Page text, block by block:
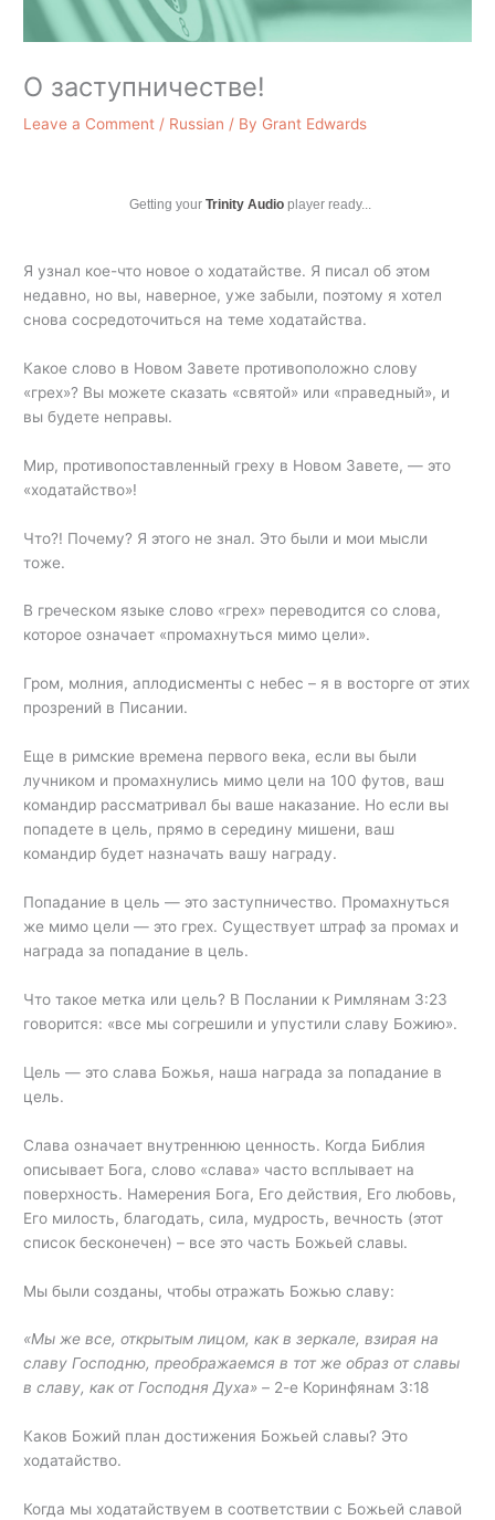
О заступничестве!
Leave a Comment / Russian / By Grant Edwards
Getting your Trinity Audioplayer ready...
Я узнал кое-что новое о ходатайстве. Я писал об этом
недавно, но вы, наверное, уже забыли, поэтому я хотел
снова сосредоточиться на теме ходатайства.
Какое слово в Новом Завете противоположно слову
«грех»? Вы можете сказать «святой» или «праведный», и
вы будете неправы.
Мир, противопоставленный греху в Новом Завете, — это
«ходатайство»!
Что?! Почему? Я этого не знал. Это были и мои мысли
тоже.
В греческом языке слово «грех» переводится со слова,
которое означает «промахнуться мимо цели».
Гром, молния, аплодисменты с небес – я в восторге от этих
прозрений в Писании.
Еще в римские времена первого века, если вы были
лучником и промахнулись мимо цели на 100 футов, ваш
командир рассматривал бы ваше наказание. Но если вы
попадете в цель, прямо в середину мишени, ваш
командир будет назначать вашу награду.
Попадание в цель — это заступничество. Промахнуться
же мимо цели — это грех. Существует штраф за промах и
награда за попадание в цель.
Что такое метка или цель? В Послании к Римлянам 3:23
говорится: «все мы согрешили и упустили славу Божию».
Цель — это слава Божья, наша награда за попадание в
цель.
Слава означает внутреннюю ценность. Когда Библия
описывает Бога, слово «слава» часто всплывает на
поверхность. Намерения Бога, Его действия, Его любовь,
Его милость, благодать, сила, мудрость, вечность (этот
список бесконечен) – все это часть Божьей славы.
Мы были созданы, чтобы отражать Божью славу:
«Мы же все, открытым лицом, как в зеркале, взирая на
славу Господню, преображаемся в тот же образ от славы
в славу, как от Господня Духа» – 2-е Коринфянам 3:18
Каков Божий план достижения Божьей славы? Это
ходатайство.
Когда мы ходатайствуем в соответствии с Божьей славой